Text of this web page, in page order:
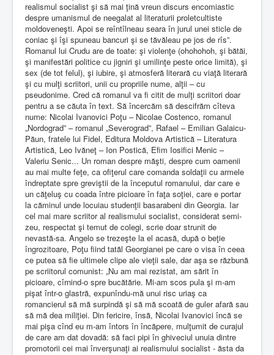
realismul socialist şi să mai ţină vreun discurs encomiastic
despre umanismul de neegalat al literaturii proletcultiste
moldoveneşti. Apoi se reîntîlneau seara în jurul unei sticle de
coniac şi îşi spuneau bancuri şi se tăvăleau pe jos de rîs”.
Romanul lui Crudu are de toate: şi violenţe (ohohohoh, şi bătăi,
şi manifestări politice cu jigniri şi umilinţe peste orice limită), şi
sex (de tot felul), şi iubire, şi atmosferă literară cu viaţă literară
şi cu mulţi scriitori, unii cu propriile nume, alţii – cu
pseudonime. Cred că romanul va fi citit de mulţi scriitori doar
pentru a se căuta în text. Să încercăm să descifrăm cîteva
nume: Nicolai Ivanovici Poţu – Nicolae Costenco, romanul
„Nordograd” – romanul „Severograd”, Rafael – Emilian Galaicu-
Păun, fratele lui Fidel, Editura Moldova Artistică – Literatura
Artistică, Leo Ivăneţ – Ion Postică, Efim Iosifici Menic –
Valeriu Senic... Un roman despre măşti, despre cum oamenii
au mai multe feţe, ca ofiţerul care comanda soldaţii cu armele
îndreptate spre greviştii de la începutul romanului, dar care e
un căţeluş cu coada între picioare în faţa soţiei, care e portar
la căminul unde locuiau studenţii basarabeni din Georgia. Iar
cel mai mare scriitor al realismului socialist, considerat semi-
zeu, respectat şi temut de colegi, scrie doar strunit de
nevastă-sa. Angelo se trezeşte la el acasă, după o beţie
îngrozitoare, Poţu fiind tatăl Georgianei pe care o visa în ceea
ce putea să fie ultimele clipe ale vieţii sale, dar aşa se răzbună
pe scriitorul comunist: „Nu am mai rezistat, am sărit în
picioare, cîrnind-o spre bucătărie. Mi-am scos pula şi m-am
pişat într-o glastră, expunîndu-mă unui risc uriaş ca
romancierul să mă surpindă şi să mă scoată de guler afară sau
să mă dea miliţiei. Din fericire, însă, Nicolai Ivanovici încă se
mai pişa cînd eu m-am întors în încăpere, mulţumit de curajul
de care am dat dovadă: să faci pipi în ghiveciul unuia dintre
promotorii cei mai înverşunaţi ai realismului socialist - ăsta da